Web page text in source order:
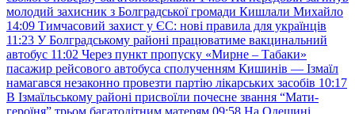
молодий захисник з Болградської громади Кишлали Михайло
14:09 Тимчасовий захист у ЄС: нові правила для українців
11:23 У Болградському районі працюватиме вакцинальний
автобус 11:02 Через пункт пропуску «Мирне – Табаки»
пасажир рейсового автобуса сполученням Кишинів — Ізмаїл
намагався незаконно провезти партію лікарських засобів 10:17
В Ізмаїльському районі присвоїли почесне звання “Мати-
героїня” трьом багатодітним матерям 09:58 На Одещині